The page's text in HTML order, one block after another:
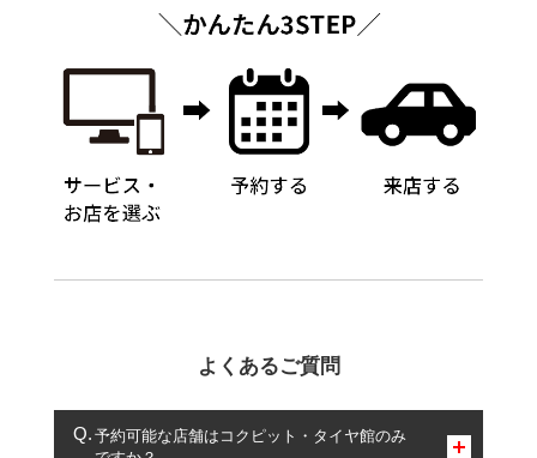
よくあるご質問
予約可能な店舗はコクピット・タイヤ館のみ